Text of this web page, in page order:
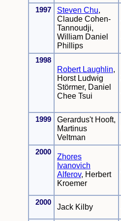
1997 Steven Chu,
Claude Cohen-
Tannoudji,
William Daniel
Phillips
1998
Robert Laughlin,
Horst Ludwig
Störmer, Daniel
Chee Tsui
1999
Gerardus't Hooft,
Martinus
Veltman
2000
Zhores
Ivanovich
Alferov, Herbert
Kroemer
2000
Jack Kilby